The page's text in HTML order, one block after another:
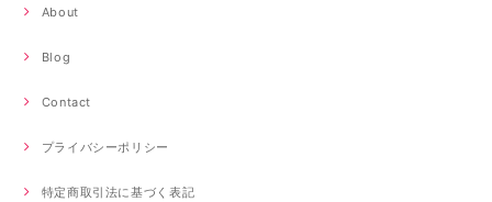
About
Blog
Contact
プライバシーポリシー
特定商取引法に基づく表記